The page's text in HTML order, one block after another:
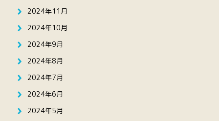
2024年11月
2024年10月
2024年9月
2024年8月
2024年7月
2024年6月
2024年5月